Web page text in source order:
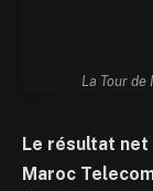
La Tour de
Le résultat net
Maroc